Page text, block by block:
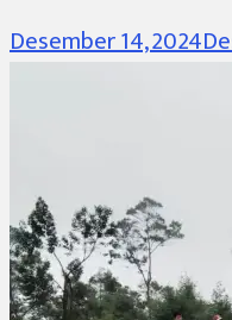
Desember 14, 2024